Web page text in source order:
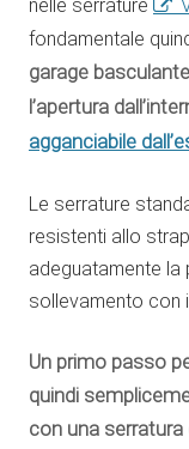
nelle serrature
fondamentale
garage
l’apertura
agganciabile
Le serrature
resistenti allo
adeguatamente
sollevamento con
Un primo passo
quindi
con una